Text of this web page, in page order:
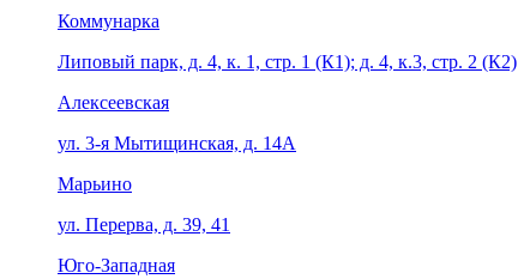
Коммунарка
Липовый парк, д. 4, к. 1, стр. 1 (К1); д. 4, к.3, стр. 2 (К2)
Алексеевская
ул. 3-я Мытищинская, д. 14А
Марьино
ул. Перерва, д. 39, 41
Юго-Западная